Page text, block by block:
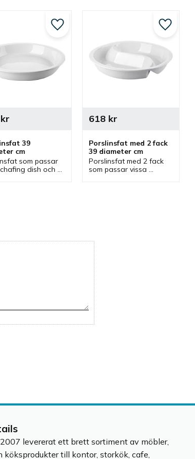
39
cm
som passar
dish och
Lägg till i favoriter
Porslinsfat med 2 fack
39 diameter cm
Porslinsfat med 2 fack
som passar vissa
618 kr
Lägg
levererat ett brett sortiment av möbler,
köksprodukter till kontor, storkök, cafe,